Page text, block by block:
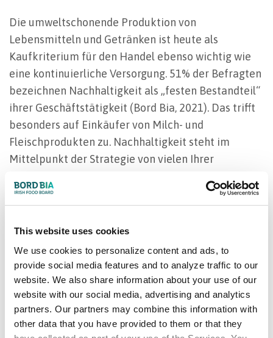
This website uses cookies
We use cookies to personalize content and ads, to
provide social media features and to analyze traffic to our
website. We also share information about your use of our
website with our social media, advertising and analytics
partners. Our partners may combine this information with
other data that you have provided to them or that they
Die umweltschonende Produktion von
Lebensmitteln und Getränken ist heute als
Kaufkriterium für den Handel ebenso wichtig wie
eine kontinuierliche Versorgung. 51% der Befragten
bezeichnen Nachhaltigkeit als „festen Bestandteil“
ihrer Geschäftstätigkeit (Bord Bia, 2021). Das trifft
besonders auf Einkäufer von Milch- und
Fleischprodukten zu. Nachhaltigkeit steht im
Mittelpunkt der Strategie von vielen Ihrer
laut und vernehmbar über Ihre
Origin Green genießen Nachhaltigkeitsvorteile, und
47% der befragten europäischen Einkäufer gaben
an, dass Origin Green sie zu Geschäftsbeziehungen
mit irischen Lieferanten anregt (Bord Bia, 2021).
Nachhaltigkeit bietet Chance für langfristige
Partnerschaften mit Kunden